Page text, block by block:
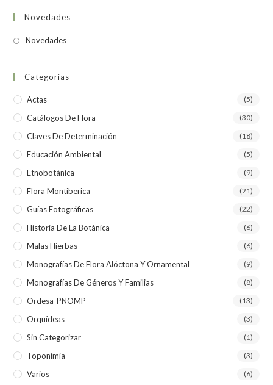
Novedades
Novedades
Categorías
Actas (5)
Catálogos De Flora (30)
Claves De Determinación (18)
Educación Ambiental (5)
Etnobotánica (9)
Flora Montiberica (21)
Guías Fotográficas (22)
Historia De La Botánica (6)
Malas Hierbas (6)
Monografías De Flora Alóctona Y Ornamental (9)
Monografías De Géneros Y Familias (8)
Ordesa-PNOMP (13)
Orquídeas (3)
Sin Categorizar (1)
Toponimia (3)
Varios (6)